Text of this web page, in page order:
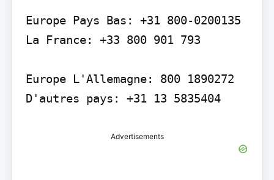
Europe Pays Bas: +31 800-0200135
La France: +33 800 901 793
Europe L'Allemagne: 800 1890272
D'autres pays: +31 13 5835404
Advertisements